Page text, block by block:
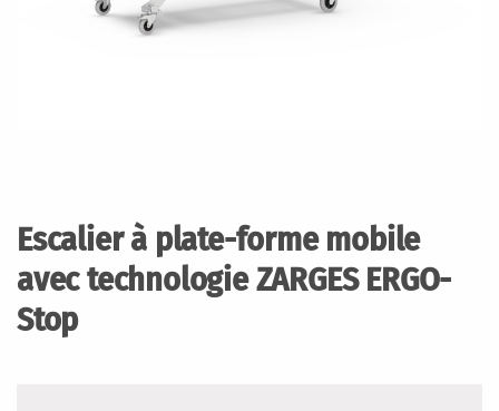
Escalier à plate-forme mobile
avec technologie ZARGES ERGO-
Stop
beginning
the
images